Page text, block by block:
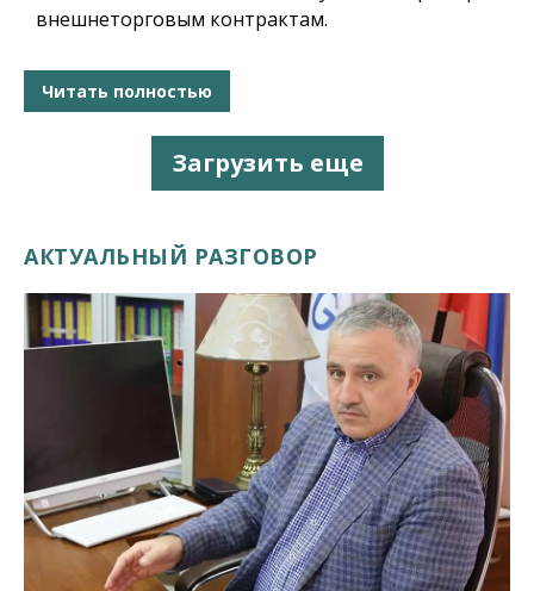
внешнеторговым контрактам.
Читать полностью
Загрузить еще
АКТУАЛЬНЫЙ РАЗГОВОР